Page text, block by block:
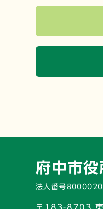
府中市役
法人番号